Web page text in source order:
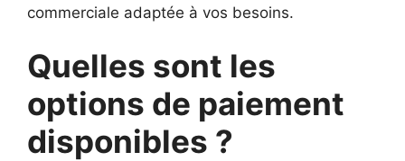
commerciale adaptée à vos besoins.
Quelles sont les
options de paiement
disponibles ?